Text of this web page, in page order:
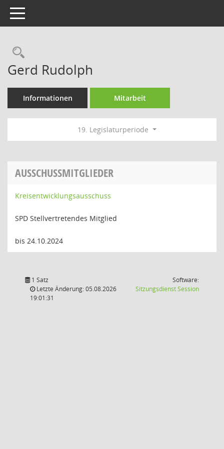
Toggle navigation
Rechercheauswahl
Gerd Rudolph
Informationen Mitarbeit
19. Legislaturperiode
AUSSCHUSSMITGLIEDER
Kreisentwicklungsausschuss
SPD Stellvertretendes Mitglied
bis 24.10.2024
1 Satz
Letzte Änderung: 05.08.2026
19:01:31
Software:
SitzungsdienstSession(Wird in